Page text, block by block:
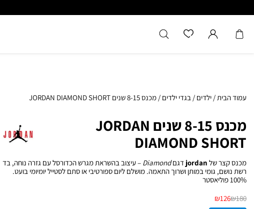
עמוד הבית/ ילדים / בגדי ילדים / מכנס 8-15 שנים JORDAN DIAMOND SHORT
מכנס 8-15 שנים JORDAN
DIAMOND SHORT
מכנס קצר של jordan דגםDiamond – עיצוב בהשראת מגרש הכדורסל עם גזרה נוחה, בד
רשת נושם, גומי במותן ושרוך התאמה. מושלם ליום ספורטיבי או סתם לסטייל יומיומי בועט.
100% פוליאסטר
₪180
₪126